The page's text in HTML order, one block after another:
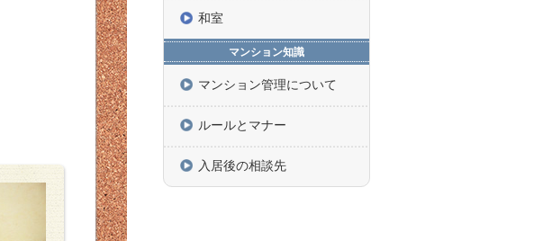
和室
マンション知識
マンション管理について
ルールとマナー
入居後の相談先